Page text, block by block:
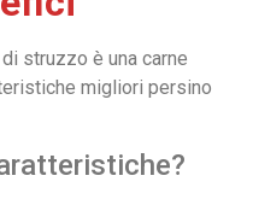
struzzo è una carne
migliori persino